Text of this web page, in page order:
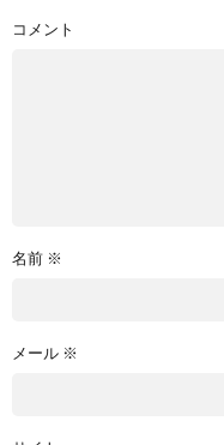
コメント
名前 ※
メール ※